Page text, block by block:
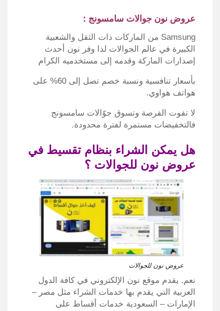
عروض نون جوالات سامسونج :
Samsung من الماركات ذات الثقل والشعبية
الكبيرة في عالم الجوالات لذا وفر نون أحدث
إصدارات الماركة وقدمه إلى مستخدميه الكرام
بأسعار تنافسية ونسبة خصم تصل إلى 60% على
هواتف هواوي.
لا تفوت الفرصة وتسوق جوّالات سامسونج
فالتخفيضات مستمرة لفترة محدودة.
هل يمكن الشراء بنظام تقسيط في
عروض نون للجوالات ؟
عروض نون للجوالات
نعم. يقدم موقع نون الإلكتروني في كافة الدول
العربية التي يقدم بها خدمات الشراء مثل مصر –
الإمارات – السعودية خدمات أقساط على